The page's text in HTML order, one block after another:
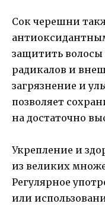
Сок черешни
защитить волосы
радикалов и
загрязнение и
позволяет
на достаточно
Укрепление и
из великих
Регулярное
или